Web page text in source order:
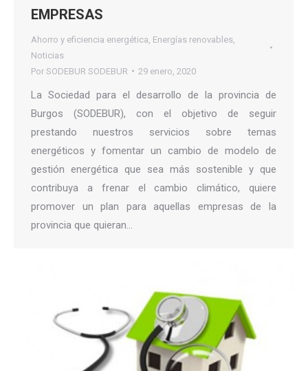
EMPRESAS
Ahorro y eficiencia energética Energías renovables
Noticias
Por SODEBUR SODEBUR 29 enero, 2020
La Sociedad para el desarrollo de la provincia de
Burgos (SODEBUR), con el objetivo de seguir
prestando nuestros servicios sobre temas
energéticos y fomentar un cambio de modelo de
gestión energética que sea más sostenible y que
contribuya a frenar el cambio climático, quiere
promover un plan para aquellas empresas de la
provincia que quieran…